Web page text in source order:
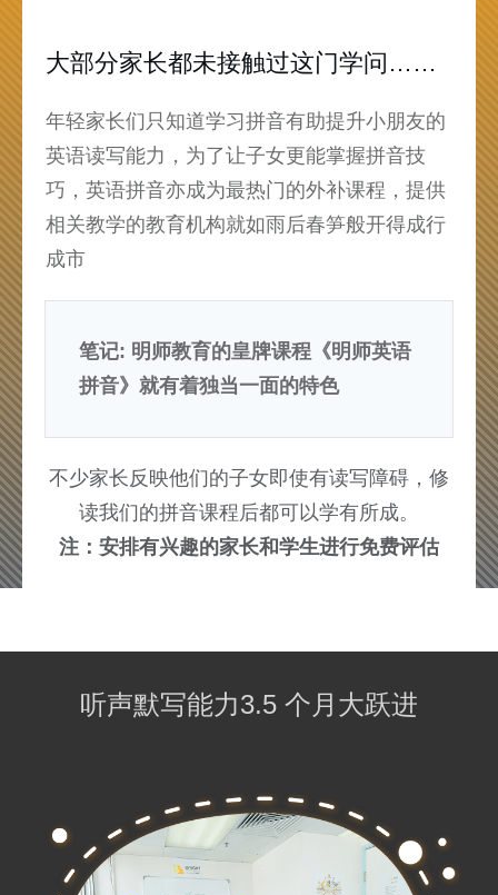
大部分家长都未接触过这门学问……
年轻家长们只知道学习拼音有助提升小朋友的
英语读写能力，为了让子女更能掌握拼音技
巧，英语拼音亦成为最热门的外补课程，提供
相关教学的教育机构就如雨后春笋般开得成行
成市
笔记: 明师教育的皇牌课程《明师英语
拼音》就有着独当一面的特色
不少家长反映他们的子女即使有读写障碍，修
读我们的拼音课程后都可以学有所成。
注：安排有兴趣的家长和学生进行免费评估
听声默写能力3.5 个月大跃进